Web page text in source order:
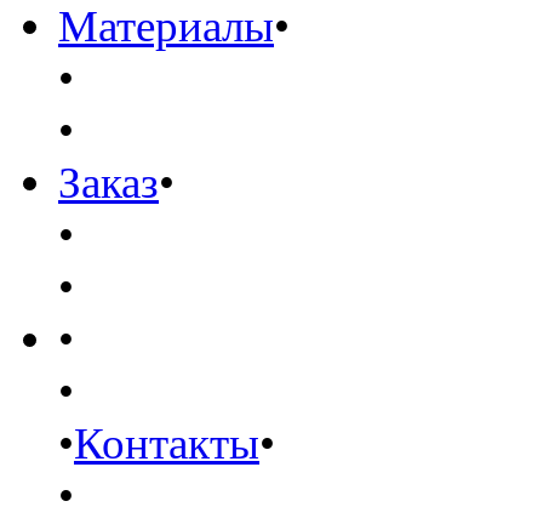
Материалы•
•
•
Заказ•
•
•
•
•
•Контакты•
•